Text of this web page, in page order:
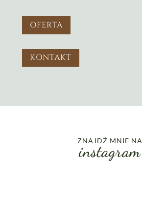
OFERTA
KONTAKT
ZNAJDŹ MNIE NA
instagram